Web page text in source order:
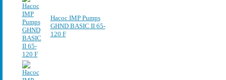
Насос IMP Pumps
GHND BASIC II 65-
120 F